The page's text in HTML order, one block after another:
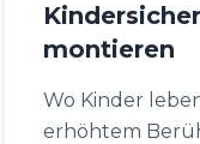
montieren
Wo Kinder
erhöhtem